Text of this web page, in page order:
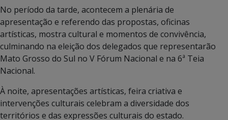
No período da tarde, acontecem a plenária de
apresentação e referendo das propostas, oficinas
artísticas, mostra cultural e momentos de convivência,
culminando na eleição dos delegados que representarão
Mato Grosso do Sul no V Fórum Nacional e na 6ª Teia
Nacional.
À noite, apresentações artísticas, feira criativa e
intervenções culturais celebram a diversidade dos
territórios e das expressões culturais do estado.